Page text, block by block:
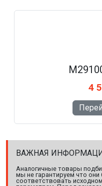
4
ВАЖНАЯ
Аналогичные товары
мы не гарантируем что они
соответствовать